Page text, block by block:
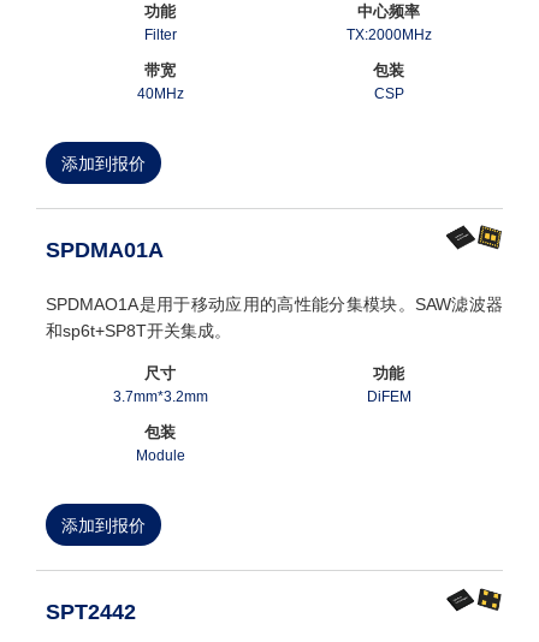
功能
Filter
中心频率
TX:2000MHz
带宽
40MHz
包装
CSP
添加到报价
SPDMA01A
SPDMAO1A是用于移动应用的高性能分集模块。SAW滤波器
和sp6t+SP8T开关集成。
尺寸
3.7mm*3.2mm
功能
DiFEM
包装
Module
添加到报价
SPT2442